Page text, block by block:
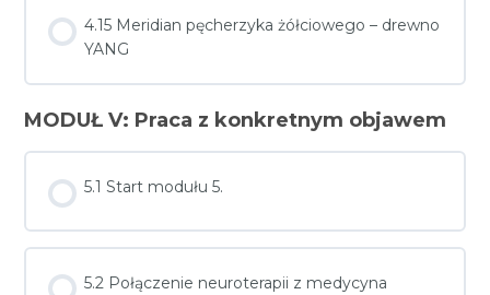
4.15 Meridian pęcherzyka żółciowego – drewno
YANG
MODUŁ V: Praca z konkretnym objawem
5.1 Start modułu 5.
5.2 Połączenie neuroterapii z medycyna